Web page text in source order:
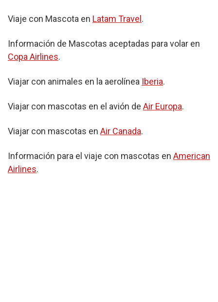
Viaje con Mascota en Latam Travel .
Información de Mascotas aceptadas para volar en
Copa Airlines.
Viajar con animales en la aerolínea Iberia.
Viajar con mascotas en el avión de Air Europa.
Viajar con mascotas en Air Canada.
Información para el viaje con mascotas en American
Airlines.